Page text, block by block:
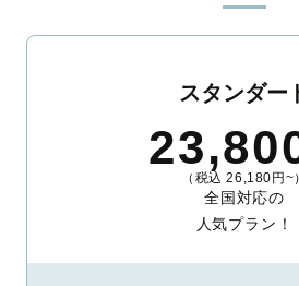
ます。創業10年のノウハウを活かし、
験をお届けします。
整。自然な雰囲気を残しつつも、おし
に。きっと「こんな写真を撮ってほし
出会えます。まずは、ラブグラフの撮影
スタンダー
（税込 26,180円~）
全国対応の
人気プラン！